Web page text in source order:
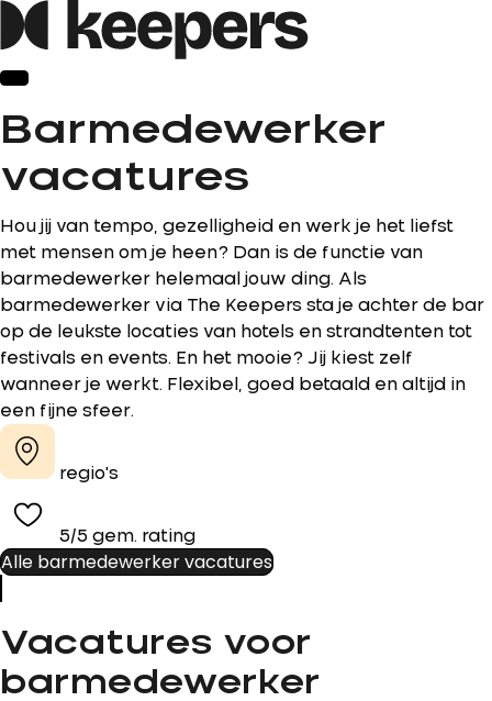
Barmedewerker
vacatures
Hou jij van tempo, gezelligheid en werk je het liefst
met mensen om je heen? Dan is de functie van
barmedewerker helemaal jouw ding. Als
barmedewerker via The Keepers sta je achter de bar
op de leukste locaties van hotels en strandtenten tot
festivals en events. En het mooie? Jij kiest zelf
wanneer je werkt. Flexibel, goed betaald en altijd in
een fijne sfeer.
regio's
5/5 gem. rating
Alle barmedewerker vacatures
Vacatures voor
barmedewerker